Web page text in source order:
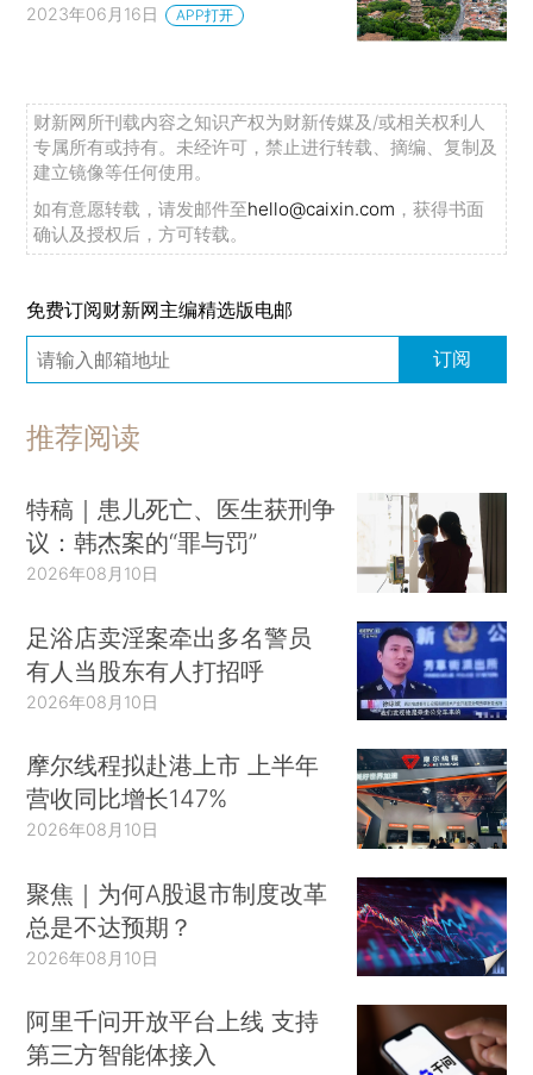
2023年06月16日 APP打开
财新网所刊载内容之知识产权为财新传媒及/或相关权利人
专属所有或持有。未经许可，禁止进行转载、摘编、复制及
建立镜像等任何使用。
如有意愿转载，请发邮件至hello@caixin.com ，获得书面
确认及授权后，方可转载。
免费订阅财新网主编精选版电邮
订阅
推荐阅读
特稿｜患儿死亡、医生获刑争
议：韩杰案的“罪与罚”
2026年08月10日
足浴店卖淫案牵出多名警员
有人当股东有人打招呼
2026年08月10日
摩尔线程拟赴港上市 上半年
营收同比增长147%
2026年08月10日
聚焦｜为何A股退市制度改革
总是不达预期？
2026年08月10日
阿里千问开放平台上线 支持
第三方智能体接入